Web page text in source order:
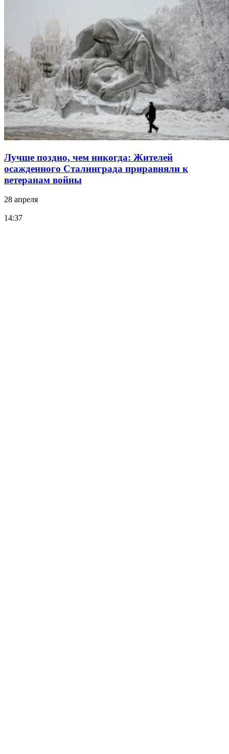
Лучше поздно, чем никогда: Жителей
осажденного Сталинграда приравняли к
ветеранам войны
28 апреля
14:37